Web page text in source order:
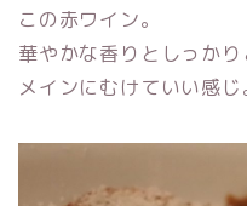
この赤ワイン。
華やかな香りとしっかり
メインにむけていい感じ